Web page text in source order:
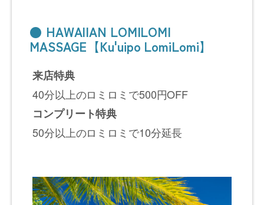
● HAWAIIAN LOMILOMI
MASSAGE【Ku'uipo LomiLomi】
来店特典
40分以上のロミロミで500円OFF
コンプリート特典
50分以上のロミロミで10分延長